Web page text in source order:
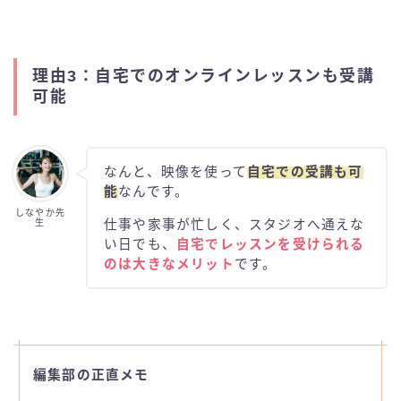
理由3：自宅でのオンラインレッスンも受講
可能
しなやか先
生
なんと、映像を使って 自宅での受講も可
能なんです。
仕事や家事が忙しく、スタジオへ通えな
い日でも、
自宅でレッスンを受けられる
のは大きなメリット です。
編集部の正直メモ